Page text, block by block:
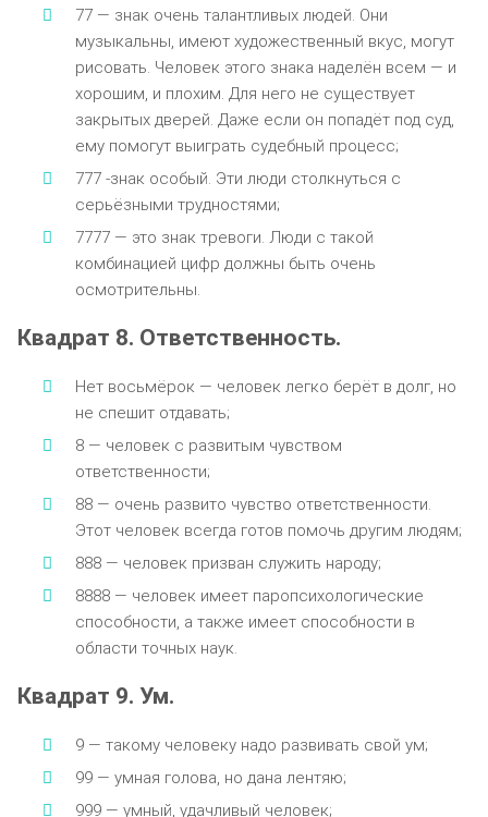
77 — знак очень талантливых людей. Они
музыкальны, имеют художественный вкус, могут
рисовать. Человек этого знака наделён всем — и
хорошим, и плохим. Для него не существует
закрытых дверей. Даже если он попадёт под суд,
ему помогут выиграть судебный процесс;
777 -знак особый. Эти люди столкнуться с
серьёзными трудностями;
7777 — это знак тревоги. Люди с такой
комбинацией цифр должны быть очень
осмотрительны.
Квадрат 8. Ответственность.
Нет восьмёрок — человек легко берёт в долг, но
не спешит отдавать;
8 — человек с развитым чувством
ответственности;
88 — очень развито чувство ответственности.
Этот человек всегда готов помочь другим людям;
888 — человек призван служить народу;
8888 — человек имеет паропсихологические
способности, а также имеет способности в
области точных наук.
Квадрат 9. Ум.
9 — такому человеку надо развивать свой ум;
99 — умная голова, но дана лентяю;
999 — умный, удачливый человек;